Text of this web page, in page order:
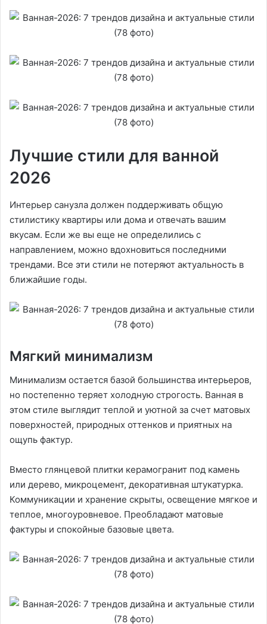
Лучшие стили для ванной
2026
Интерьер санузла должен поддерживать общую
стилистику квартиры или дома и отвечать вашим
вкусам. Если же вы еще не определились с
направлением, можно вдохновиться последними
трендами. Все эти стили не потеряют актуальность в
ближайшие годы.
Мягкий минимализм
Минимализм остается базой большинства интерьеров,
но постепенно теряет холодную строгость. Ванная в
этом стиле выглядит теплой и уютной за счет матовых
поверхностей, природных оттенков и приятных на
ощупь фактур.
Вместо глянцевой плитки керамогранит под камень
или дерево, микроцемент, декоративная штукатурка.
Коммуникации и хранение скрыты, освещение мягкое и
теплое, многоуровневое. Преобладают матовые
фактуры и спокойные базовые цвета.